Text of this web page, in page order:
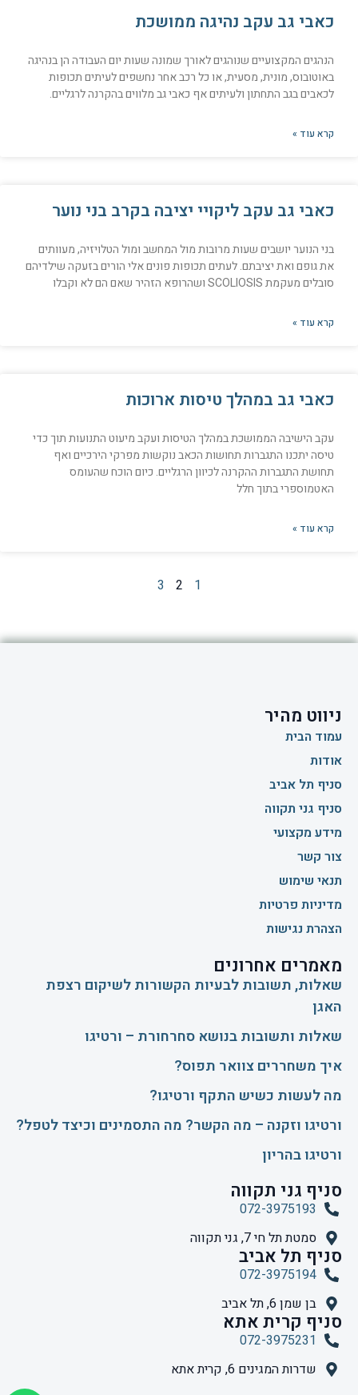
כאבי גב עקב נהיגה ממושכת
הנהגים המקצועיים שנוהגים לאורך שמונה שעות יום העבודה הן בנהיגה
באוטובוס, מונית, מסעית, או כל רכב אחר נחשפים לעיתים תכופות
לכאבים בגב התחתון ולעיתים אף כאבי גב מלווים בהקרנה לרגליים.
קרא עוד »
כאבי גב עקב ליקויי יציבה בקרב בני נוער
בני הנוער יושבים שעות מרובות מול המחשב ומול הטלויזיה, מעוותים
את גופם ואת יציבתם. לעתים תכופות פונים אלי הורים בזעקה שילדיהם
סובלים מעקמת SCOLIOSIS ושהרופא הזהיר שאם הם לא וקבלו
קרא עוד »
כאבי גב במהלך טיסות ארוכות
עקב הישיבה הממושכת במהלך הטיסות ועקב מיעוט התנועות תוך כדי
טיסה יתכנו התגברות תחושות הכאב נוקשות מפרקי הירכיים ואף
תחושת התגברות ההקרנה לכיוון הרגליים. כיום הוכח שהעומס
האטמוספרי בתוך חלל
קרא עוד »
1
2
3
ניווט מהיר
עמוד הבית
אודות
סניף תל אביב
סניף גני תקווה
מידע מקצועי
צור קשר
תנאי שימוש
מדיניות פרטיות
הצהרת נגישות
מאמרים אחרונים
שאלות, תשובות לבעיות הקשורות לשיקום רצפת
האגן
שאלות ותשובות בנושא סחרחורת – ורטיגו
איך משחררים צוואר תפוס?
​מה לעשות כשיש התקף ורטיגו?
ורטיגו וזקנה – מה הקשר? מה התסמינים וכיצד לטפל?
ורטיגו בהריון
סניף גני תקווה
072-3975193
סמטת תל חי 7, גני תקווה
סניף תל אביב
072-3975194
בן שמן 6, תל אביב
סניף קרית אתא
072-3975231
שדרות המגינים 6, קרית אתא